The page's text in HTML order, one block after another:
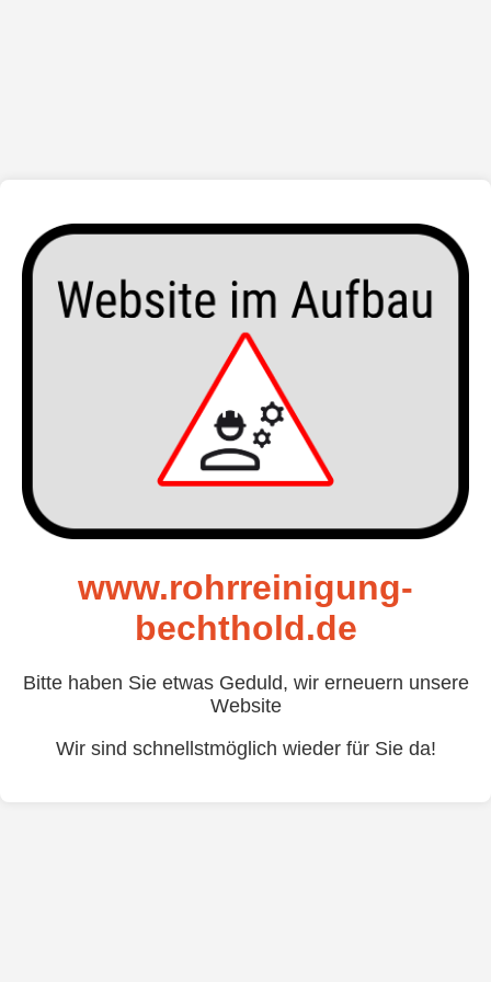
www.rohrreinigung-
bechthold.de
Bitte haben Sie etwas Geduld, wir erneuern unsere
Website
Wir sind schnellstmöglich wieder für Sie da!